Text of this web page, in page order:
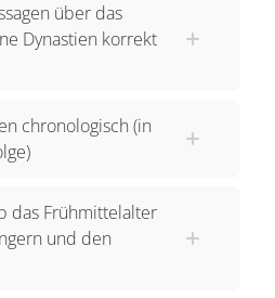
über das
Dynastien korrekt
chronologisch (in
das Frühmittelalter
und den